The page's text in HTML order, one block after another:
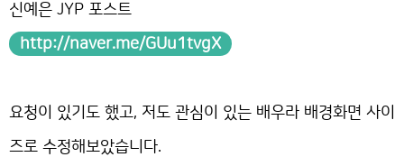
신예은 JYP 포스트
http://naver.me/GUu1tvgX
요청이 있기도 했고, 저도 관심이 있는 배우라 배경화면 사이
즈로 수정해보았습니다.